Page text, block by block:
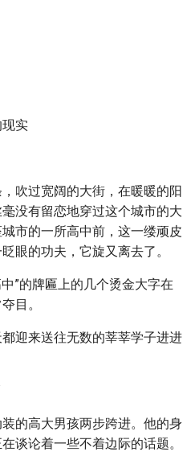
实
吹过宽阔的大街，在暖暖的阳
没有留恋地穿过这个城市的大
市的一所高中前，这一缕顽皮
眼的功夫，它旋又离去了。
”的牌匾上的几个烫金大字在
目。
迎来送往无数的莘莘学子进进
的高大男孩两步跨进。他的身
谈论着一些不着边际的话题。